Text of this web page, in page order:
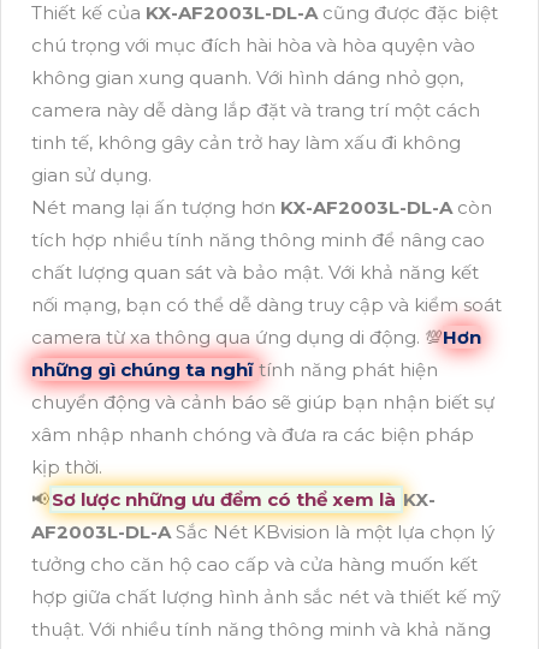
Thiết kế của KX-AF2003L-DL-A cũng được đặc biệt
chú trọng với mục đích hài hòa và hòa quyện vào
không gian xung quanh. Với hình dáng nhỏ gọn,
camera này dễ dàng lắp đặt và trang trí một cách
tinh tế, không gây cản trở hay làm xấu đi không
gian sử dụng.
Nét mang lại ấn tượng hơn KX-AF2003L-DL-A còn
tích hợp nhiều tính năng thông minh để nâng cao
chất lượng quan sát và bảo mật. Với khả năng kết
nối mạng, bạn có thể dễ dàng truy cập và kiểm soát
camera từ xa thông qua ứng dụng di động. 💯Hơn
những gì chúng ta nghĩ tính năng phát hiện
chuyển động và cảnh báo sẽ giúp bạn nhận biết sự
xâm nhập nhanh chóng và đưa ra các biện pháp
kịp thời.
📢Sơ lược những ưu đểm có thể xem là KX-
AF2003L-DL-ASắc Nét KBvision là một lựa chọn lý
tưởng cho căn hộ cao cấp và cửa hàng muốn kết
hợp giữa chất lượng hình ảnh sắc nét và thiết kế mỹ
thuật. Với nhiều tính năng thông minh và khả năng